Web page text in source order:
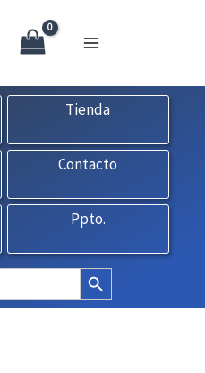
Formulario | Tlf.
Tienda
Contacto
Ppto.
Botón de búsqueda